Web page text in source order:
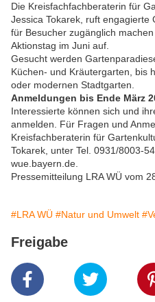
Die Kreisfachfachberaterin für
Jessica Tokarek, ruft engagierte
für Besucher zugänglich
Aktionstag im Juni auf.
Gesucht werden
Küchen- und Kräutergarten, bis
oder modernen Stadtgarten.
Anmeldungen bis Ende März
Interessierte können sich und
anmelden. Für Fragen und
Kreisfachberaterin für
Tokarek, unter Tel. 0931/8003-
wue.bayern.de.
Pressemitteilung LRA WÜ vom
#LRA WÜ #Natur und Umwelt
Freigabe